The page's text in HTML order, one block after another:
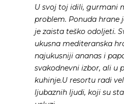
U svoj toj idili, gurmani
problem. Ponuda hrane
je zaista teško odoljeti.
ukusna mediteranska
najukusniji ananas i
svakodnevni izbor, ali u
kuhinje.U resortu radi
ljubaznih ljudi, koji su